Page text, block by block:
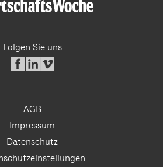
Folgen Sie uns
AGB
Impressum
Datenschutz